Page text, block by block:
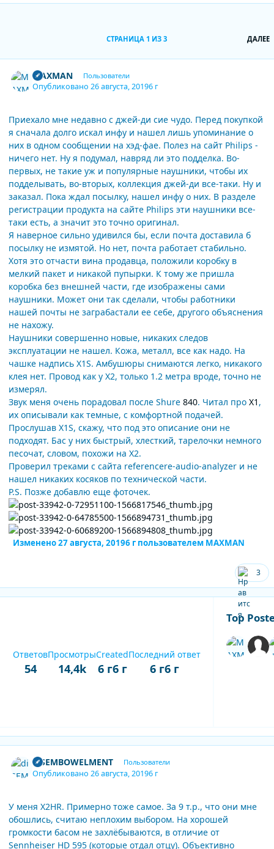
ДАЛЕЕ
СТРАНИЦА 1 ИЗ 3
MAXMAN Пользователи
Опубликовано26 августа, 20196 г
Приехало мне недавно с джей-ди сие чудо. Перед покупкой
я сначала долго искал инфу и нашел лишь упоминание о
них в одном сообщении на хэд-фае. Полез на сайт Philips -
ничего нет. Ну я подумал, навряд ли это подделка. Во-
первых, не такие уж и популярные наушники, чтобы их
подделывать, во-вторых, коллекция джей-ди все-таки. Ну и
заказал. Пока ждал посылку, нашел инфу о них. В разделе
регистрации продукта на сайте Philips эти наушники все-
таки есть, а значит это точно оригинал.
Я наверное сильно удивился бы, если почта доставила б
посылку не измятой. Но нет, почта работает стабильно.
Хотя это отчасти вина продавца, положили коробку в
мелкий пакет и никакой пупырки. К тому же пришла
коробка без внешней части, где изображены сами
наушники. Может они так сделали, чтобы работники
нашей почты не заграбастали ее себе, другого объяснения
не нахожу.
Наушники совершенно новые, никаких следов
эксплуатации не нашел. Кожа, металл, все как надо. На
чашке надпись X1S. Амбушюры снимаются легко, никакого
клея нет. Провод как у X2, только 1.2 метра вроде, точно не
измерял.
Звук меня очень порадовал после Shure 840. Читал про X1 ,
их описывали как темные, с комфортной подачей.
Прослушав X1S, скажу, что под это описание они не
подходят. Бас у них быстрый, хлесткий, тарелочки немного
песочат, словом, похожи на X2.
Проверил треками с сайта referencere-audio-analyzer и не
нашел никаких косяков по технической части.
P.S. Позже добавлю еще фоточек.
Изменено27 августа, 20196 гпользователем MAXMAN
3
Ответов
54
Просмотры
14,4k
Created
6 г6 г
Последний ответ
6 г6 г
Top
Expand topic overview
diSEMBOWELMENT Пользователи
Опубликовано26 августа, 20196 г
У меня X2HR. Примерно тоже самое. За 9 т.р., что они мне
обошлись, считаю неплохим выбором. На хорошей
громкости басом не захлёбываются, в отличие от
Sennheiser HD 595 (которые отдал отцу). Объективно